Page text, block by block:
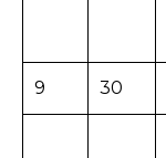
9 30